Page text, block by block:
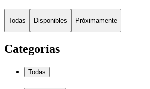
Todas Disponibles Próximamente
Categorías
Todas